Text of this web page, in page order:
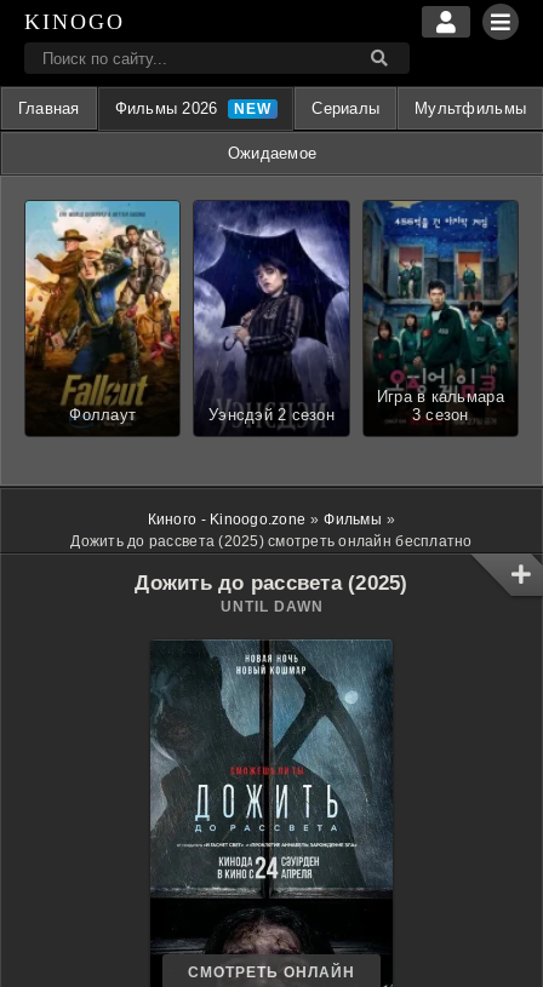
KINOGO
Главная Фильмы 2026 Сериалы Мультфильмы
Ожидаемое
Фоллаут Уэнсдэй 2 сезон
Игра в кальмара
3 сезон
Киного - Kinoogo.zone » Фильмы »
Дожить до рассвета (2025) смотреть онлайн бесплатно
Дожить до рассвета (2025)
UNTIL DAWN
СМОТРЕТЬ ОНЛАЙН